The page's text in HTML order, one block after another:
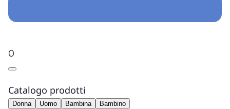
0
Catalogo prodotti
Donna Uomo Bambina Bambino